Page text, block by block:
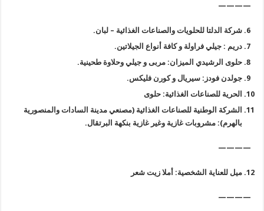
————
شركة الدلتا للحلويات والصناعات الغذائية – لبان.
دريم : جيلي فراولة و كافة أنواع الجيلاتين.
حلوى الرشيدي الميزان: مربى و جيلي وحلاوة طحينية.
جولدن فودز: سيريال و كورن فليكس.
الحرية للصناعات الغذائية: حلوى
الشركة الوطنية للصناعات الغذائية (مصنعي مدينة السادات والمنصورية
بالهرم): مشروبات غازية وغير غازية بنكهة البرتقال.
————
ميل للعناية الشخصية: أملا زيت شعر
————